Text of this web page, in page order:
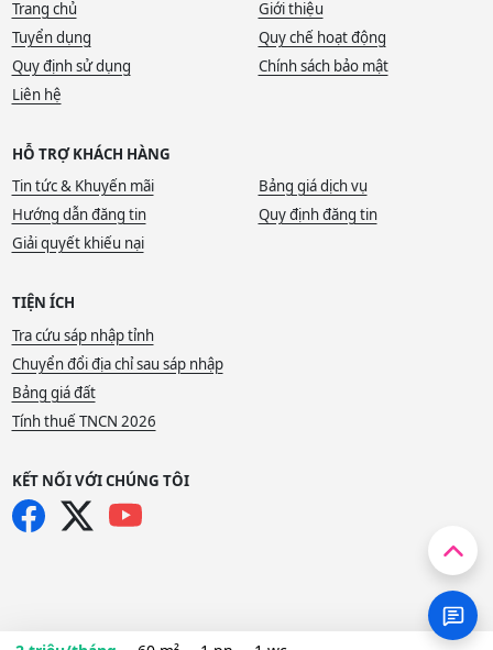
Trang chủ
Giới thiệu
Tuyển dụng
Quy chế hoạt động
Quy định sử dụng
Chính sách bảo mật
Liên hệ
HỖ TRỢ KHÁCH HÀNG
Tin tức & Khuyến mãi
Bảng giá dịch vụ
Hướng dẫn đăng tin
Quy định đăng tin
Giải quyết khiếu nại
TIỆN ÍCH
Tra cứu sáp nhập tỉnh
Chuyển đổi địa chỉ sau sáp nhập
Bảng giá đất
Tính thuế TNCN 2026
KẾT NỐI VỚI CHÚNG TÔI